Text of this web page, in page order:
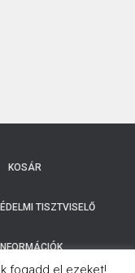
KOSÁR
TISZTVISELŐ
fogadd el ezeket!